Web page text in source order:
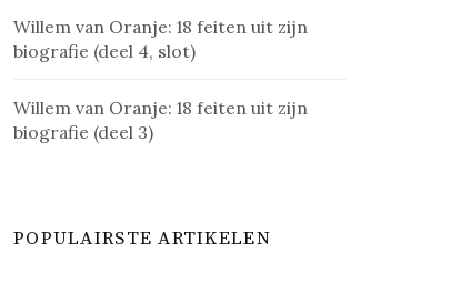
Willem van Oranje: 18 feiten uit zijn
biografie (deel 4, slot)
Willem van Oranje: 18 feiten uit zijn
biografie (deel 3)
POPULAIRSTE ARTIKELEN